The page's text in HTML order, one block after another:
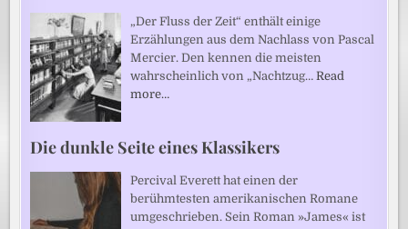
„Der Fluss der Zeit“ enthält einige
Erzählungen aus dem Nachlass von Pascal
Mercier. Den kennen die meisten
wahrscheinlich von „Nachtzug…Read
more…
Die dunkle Seite eines Klassikers
Percival Everett hat einen der
berühmtesten amerikanischen Romane
umgeschrieben. Sein Roman »James« ist